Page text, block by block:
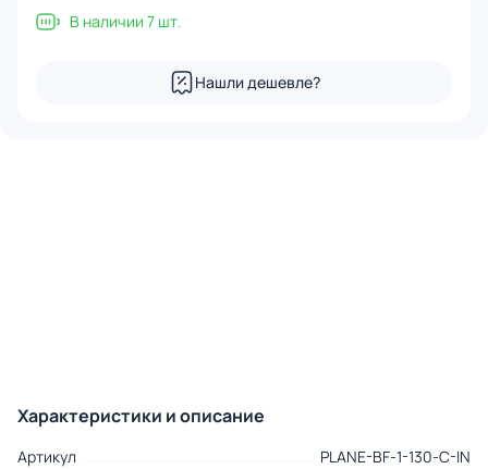
В наличии 7 шт.
Нашли дешевле?
Характеристики и описание
Артикул
PLANE-BF-1-130-C-IN